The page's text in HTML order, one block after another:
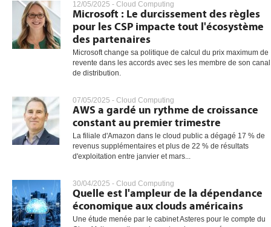
12/05/2025 - Cloud Computing
Microsoft : Le durcissement des règles
pour les CSP impacte tout l'écosystème
des partenaires
Microsoft change sa politique de calcul du prix maximum de
revente dans les accords avec ses les membre de son canal
de distribution.
07/05/2025 - Cloud Computing
AWS a gardé un rythme de croissance
constant au premier trimestre
La filiale d'Amazon dans le cloud public a dégagé 17 % de
revenus supplémentaires et plus de 22 % de résultats
d'exploitation entre janvier et mars...
30/04/2025 - Cloud Computing
Quelle est l'ampleur de la dépendance
économique aux clouds américains
Une étude menée par le cabinet Asteres pour le compte du